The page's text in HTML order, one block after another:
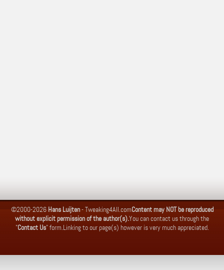
©2000-2026 Hans Luijten-Tweaking4All.comContent may NOT be reproduced
without explicit permission of the author(s).You can contact us through the
"Contact Us" form.Linking to our page(s) however is very much appreciated.